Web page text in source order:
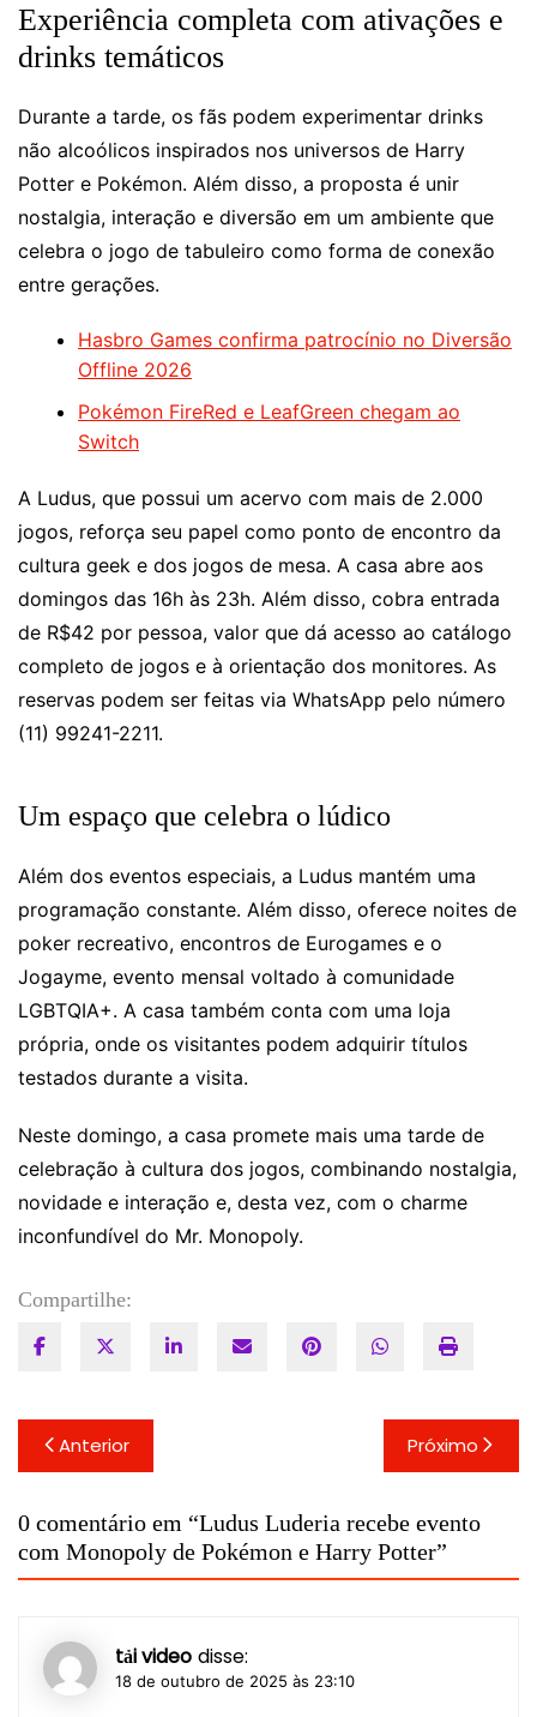
Experiência completa com ativações e
drinks temáticos
Durante a tarde, os fãs podem experimentar drinks
não alcoólicos inspirados nos universos de Harry
Potter e Pokémon. Além disso, a proposta é unir
nostalgia, interação e diversão em um ambiente que
celebra o jogo de tabuleiro como forma de conexão
entre gerações.
Hasbro Games confirma patrocínio no Diversão
Offline 2026
Pokémon FireRed e LeafGreen chegam ao
Switch
A Ludus, que possui um acervo com mais de 2.000
jogos, reforça seu papel como ponto de encontro da
cultura geek e dos jogos de mesa. A casa abre aos
domingos das 16h às 23h. Além disso, cobra entrada
de R$42 por pessoa, valor que dá acesso ao catálogo
completo de jogos e à orientação dos monitores. As
reservas podem ser feitas via WhatsApp pelo número
(11) 99241-2211.
Um espaço que celebra o lúdico
Além dos eventos especiais, a Ludus mantém uma
programação constante. Além disso, oferece noites de
poker recreativo, encontros de Eurogames e o
Jogayme, evento mensal voltado à comunidade
LGBTQIA+. A casa também conta com uma loja
própria, onde os visitantes podem adquirir títulos
testados durante a visita.
Neste domingo, a casa promete mais uma tarde de
celebração à cultura dos jogos, combinando nostalgia,
novidade e interação e, desta vez, com o charme
inconfundível do Mr. Monopoly.
Compartilhe:
Navegação
de
Post
Anterior Próximo
0 comentário em “Ludus Luderia recebe evento
com Monopoly de Pokémon e Harry Potter”
tải video disse:
18 de outubro de 2025 às 23:10